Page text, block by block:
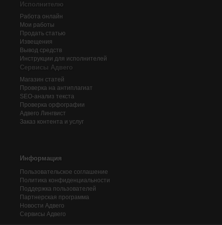
Исполнителю
Работа онлайн
Мои работы
Продать статью
Извещения
Вывод средств
Инструкции для исполнителей
Сервисы Адвего
Магазин статей
Проверка на антиплагиат
SEO-анализ текста
Проверка орфографии
Адвего Лингвист
Заказ контента и услуг
Информация
Пользовательское соглашение
Политика конфиденциальности
Поддержка пользователей
Партнерская программа
Новости Адвего
Сервисы Адвего